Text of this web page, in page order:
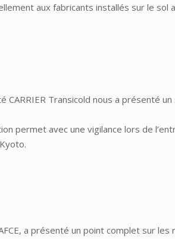
aux fabricants installés sur le sol
Transicold nous a présenté
permet avec une vigilance lors de
a présenté un point complet sur